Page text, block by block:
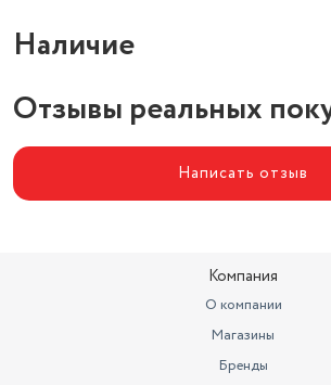
Акустическое оформление
Наличие
Отзывы реальных
Написать отзыв
Компания
О компании
Магазины
Бренды